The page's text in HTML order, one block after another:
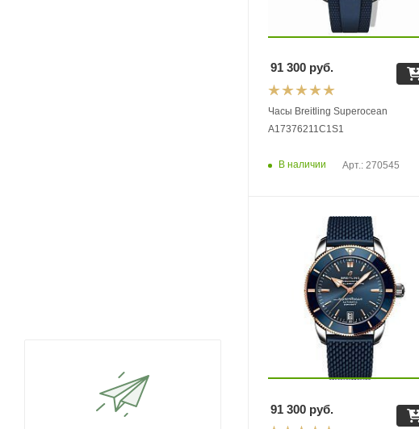
Часы Breitling Superocean
A17376211C1S1
В наличии Арт.: 270545
91 300 руб.
91 300 руб.